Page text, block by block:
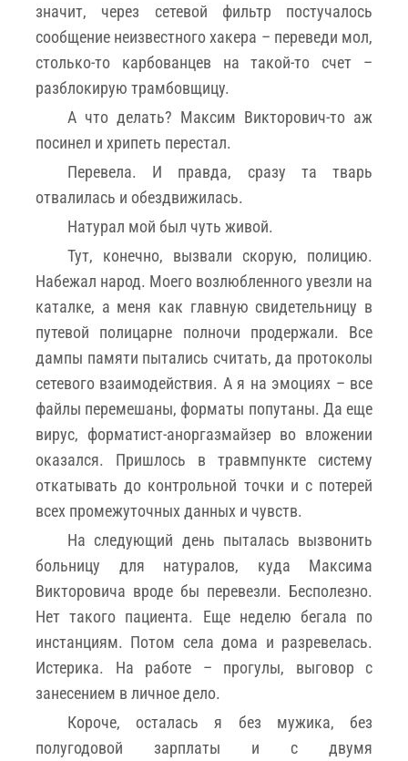
значит, через сетевой фильтр постучалось
сообщение неизвестного хакера – переведи мол,
столько-то карбованцев на такой-то счет –
разблокирую трамбовщицу.
А что делать? Максим Викторович-то аж
посинел и хрипеть перестал.
Перевела. И правда, сразу та тварь
отвалилась и обездвижилась.
Натурал мой был чуть живой.
Тут, конечно, вызвали скорую, полицию.
Набежал народ. Моего возлюбленного увезли на
каталке, а меня как главную свидетельницу в
путевой полицарне полночи продержали. Все
дампы памяти пытались считать, да протоколы
сетевого взаимодействия. А я на эмоциях – все
файлы перемешаны, форматы попутаны. Да еще
вирус, форматист-аноргазмайзер во вложении
оказался. Пришлось в травмпункте систему
откатывать до контрольной точки и с потерей
всех промежуточных данных и чувств.
На следующий день пыталась вызвонить
больницу для натуралов, куда Максима
Викторовича вроде бы перевезли. Бесполезно.
Нет такого пациента. Еще неделю бегала по
инстанциям. Потом села дома и разревелась.
Истерика. На работе – прогулы, выговор с
занесением в личное дело.
Короче, осталась я без мужика, без
полугодовой зарплаты и с двумя